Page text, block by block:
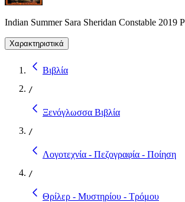
Indian Summer Sara Sheridan Constable 2019
Χαρακτηριστικά
Βιβλία
/
Ξενόγλωσσα Βιβλία
/
Λογοτεχνία - Πεζογραφία - Ποίηση
/
Θρίλερ - Μυστηρίου - Τρόμου